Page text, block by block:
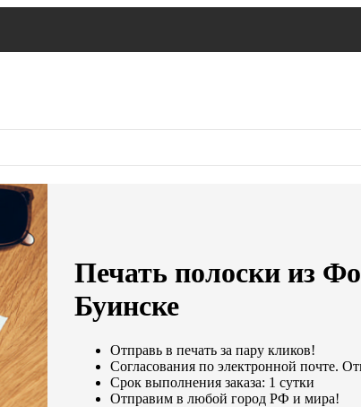
Печать полоски из
Буинске
Отправь в печать за пару кликов!
Согласования по электронной почте.
Срок выполнения заказа: 1 сутки
Отправим в любой город РФ и мира!